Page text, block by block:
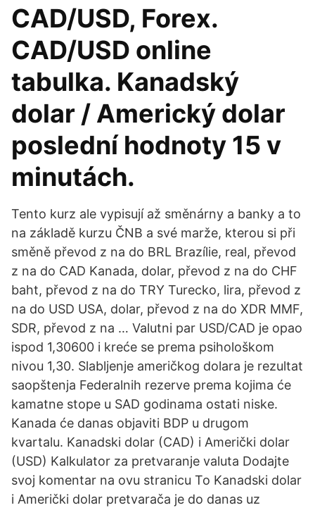
CAD/USD, Forex.
CAD/USD online
tabulka. Kanadský
dolar / Americký dolar
poslední hodnoty 15 v
minutách.
Tento kurz ale vypisují až směnárny a banky a to
na základě kurzu ČNB a své marže, kterou si při
směně převod z na do BRL Brazílie, real, převod
z na do CAD Kanada, dolar, převod z na do CHF
baht, převod z na do TRY Turecko, lira, převod z
na do USD USA, dolar, převod z na do XDR MMF,
SDR, převod z na … Valutni par USD/CAD je opao
ispod 1,30600 i kreće se prema psihološkom
nivou 1,30. Slabljenje američkog dolara je rezultat
saopštenja Federalnih rezerve prema kojima će
kamatne stope u SAD godinama ostati niske.
Kanada će danas objaviti BDP u drugom
kvartalu. Kanadski dolar (CAD) i Američki dolar
(USD) Kalkulator za pretvaranje valuta Dodajte
svoj komentar na ovu stranicu To Kanadski dolar
i Američki dolar pretvarača je do danas uz